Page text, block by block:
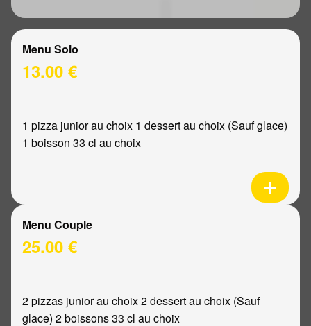
Menu Solo
13.00 €
1 pizza junior au choix 1 dessert au choix (Sauf glace)
1 boisson 33 cl au choix
Menu Couple
25.00 €
2 pizzas junior au choix 2 dessert au choix (Sauf
glace) 2 boissons 33 cl au choix